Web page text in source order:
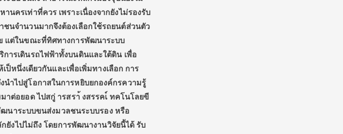
นครเท่าที่ควร เพราะเนื่องจากยังไม่รองรับ
ชนจำนวนมากจึงต้องเลือกใช้รถยนต์ส่วนตัว
แต่ในขณะที่ทิศทางการพัฒนาระบบ
ารเดินรถไฟฟ้าทั้งบนดินและใต้ดิน เพื่อ
ป็หนึ่งเดียวกันและเพื่อเพิ่มทางเลือก การ
ำไปสู่โอกาสในการหยิบยกองค์กรความรู้
มาต่อยอดไปสกู่ ารสรา้ งสรรคเ์ ทคโนโลยขี
นาระบบขนส่งมวลชนระบบรอง หรือ
ยังไปไม่ถึง โดยการพัฒนางานวิจัยนี้ได้ รับ